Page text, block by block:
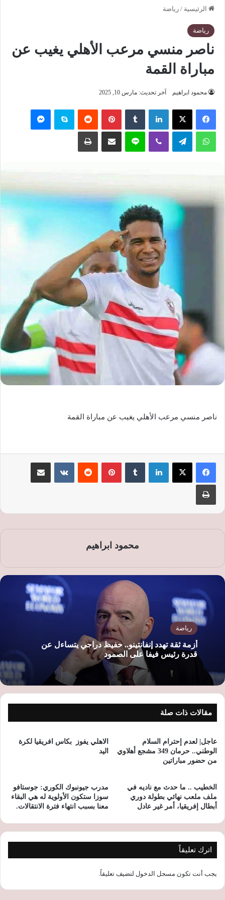
الرئيسية / رياضة
رياضة
ناصر منسي مرعب الأهلي يغيب عن
مباراة القمة
محمود ابراهيم آخر تحديث: مارس 10, 2025
فيسبوك ‫X لينكدإن بينتيريست سكايب
واتساب تيلقرام لاين
ناصر منسي مرعب الأهلي يغيب عن مباراة القمة
لينكدإن بينتيريست
محمود ابراهيم
رياضة
أزمة ثقة تهدد إنفانتينو.. حفيظ دراجي يتساءل عن
قدرة رئيس فيفا على الصمود
مقالات ذات صلة
عاجل| لعدم إحترام السلام
الوطني.. حرمان 349 مشجع أهلاوي
من حضور مباراتين
الاهلي يفوز بكاس افريقيا لكرة
اليد
الخطيب .. ما حدث مع ناديه في
ملف ملعب نهائي بطولة دوري
أبطال إفريقيا، أمر غير عادل
مدرب جيونبوك الكوري: جوستافو
سوزا ستكون الأولوية له هي البقاء
معنا بسبب انتهاء فترة الانتقالات.
اترك تعليقاً
يجب أنت تكون مسجل الدخول لتضيف تعليقاً.